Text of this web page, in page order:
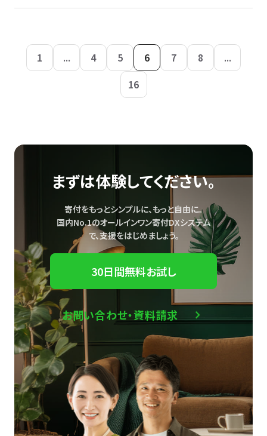
1 ... 4 5 6 7 8
...
16
まずは体験してください。
寄付をもっとシンプルに、もっと自由に。
国内No.1のオールインワン寄付DXシステム
で、支援をはじめましょう。
30日間無料お試し
お問い合わせ・資料請求